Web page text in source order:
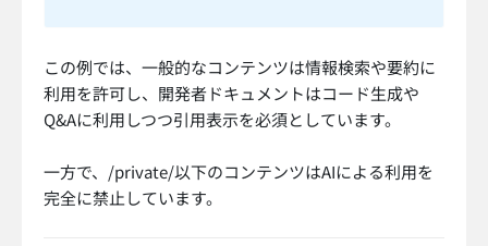
この例では、一般的なコンテンツは情報検索や要約に
利用を許可し、開発者ドキュメントはコード生成や
Q&Aに利用しつつ引用表示を必須としています。
一方で、/private/以下のコンテンツはAIによる利用を
完全に禁止しています。